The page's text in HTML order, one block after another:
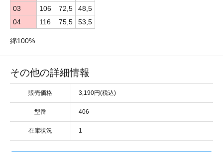
03
106 72,5
48,5
04
116 75,5 53,5
綿100%
その他の詳細情報
販売価格 3,190円(税込)
型番 406
在庫状況 1